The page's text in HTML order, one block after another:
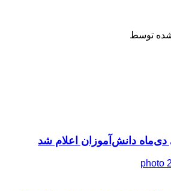
توسط
دی‌ماه دانش‌آموزان اعلام شد